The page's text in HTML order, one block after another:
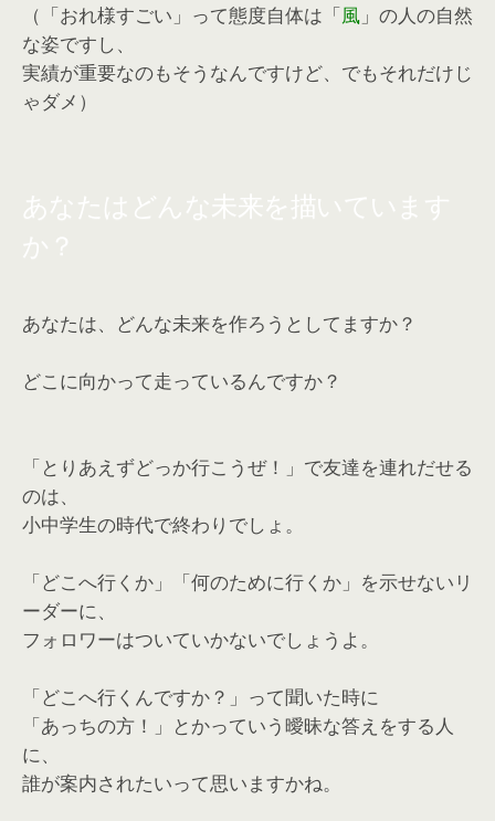
（「おれ様すごい」って態度自体は「風 」の人の自然
な姿ですし、
実績が重要なのもそうなんですけど、でもそれだけじ
ゃダメ）
あなたはどんな未来を描いています
か？
あなたは、どんな未来を作ろうとしてますか？
どこに向かって走っているんですか？
「とりあえずどっか行こうぜ！」で友達を連れだせる
のは、
小中学生の時代で終わりでしょ。
「どこへ行くか」「何のために行くか」を示せないリ
ーダーに、
フォロワーはついていかないでしょうよ。
「どこへ行くんですか？」って聞いた時に
「あっちの方！」とかっていう曖昧な答えをする人
に、
誰が案内されたいって思いますかね。